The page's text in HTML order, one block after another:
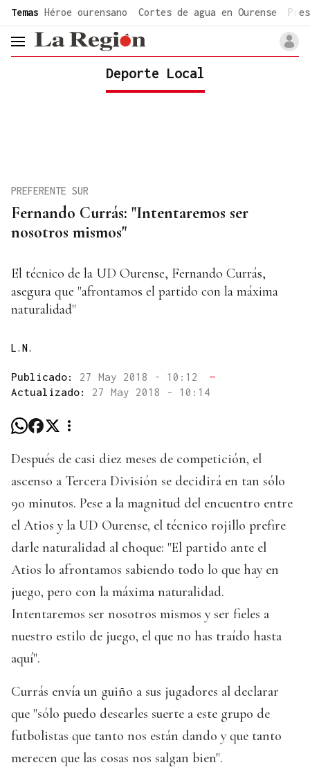
common.go-to-content
Temas Héroe ourensano Cortes de agua en Ourense
header.menu.open
Deporte Local
Fernando Currás: "Intentaremos ser
nosotros mismos"
PREFERENTE SUR
El técnico de la UD Ourense, Fernando Currás,
asegura que "afrontamos el partido con la máxima
naturalidad"
L.N.
Publicado: 27 May 2018 - 10:12
—
Actualizado: 27 May 2018 - 10:14
Después de casi diez meses de competición, el
ascenso a Tercera División se decidirá en tan sólo
90 minutos. Pese a la magnitud del encuentro entre
el Atios y la UD Ourense, el técnico rojillo prefire
darle naturalidad al choque: "El partido ante el
Atios lo afrontamos sabiendo todo lo que hay en
juego, pero con la máxima naturalidad.
Intentaremos ser nosotros mismos y ser fieles a
nuestro estilo de juego, el que no has traído hasta
aquí".
Currás envía un guiño a sus jugadores al declarar
que "sólo puedo desearles suerte a este grupo de
futbolistas que tanto nos están dando y que tanto
merecen que las cosas nos salgan bien".